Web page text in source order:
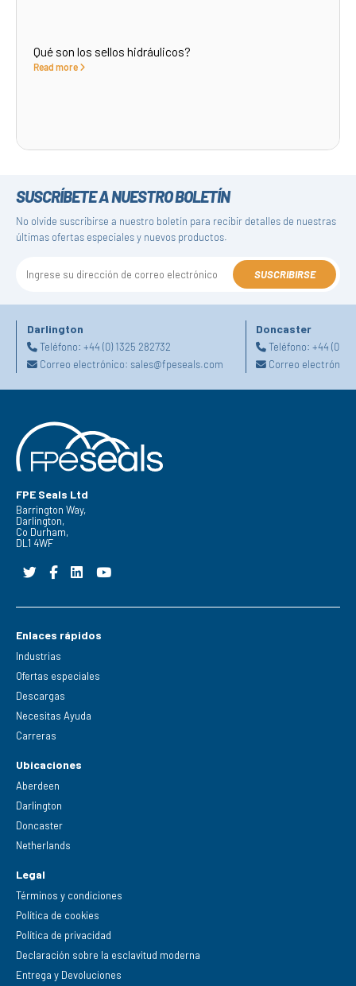
Qué son los sellos hidráulicos?
Read more
SUSCRÍBETE A NUESTRO BOLETÍN
No olvide suscribirse a nuestro boletín para recibir detalles de nuestras
últimas ofertas especiales y nuevos productos.
SUSCRIBIRSE
Darlington
Teléfono: +44 (0) 1325 282732
Correo electrónico: sales@fpeseals.com
Doncaster
Teléfono:+44 (0)
Correo
FPE Seals Ltd
Barrington Way,
Darlington,
Co Durham,
DL1 4WF
Enlaces rápidos
Industrias
Ofertas especiales
Descargas
Necesitas Ayuda
Carreras
Ubicaciones
Aberdeen
Darlington
Doncaster
Netherlands
Legal
Términos y condiciones
Política de cookies
Política de privacidad
Declaración sobre la esclavitud moderna
Entrega y Devoluciones